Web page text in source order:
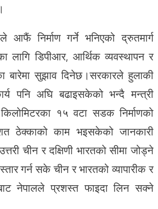
आफैं निर्माण गर्ने भनिएको द्रुतमार्ग
लागि डिपीआर, आर्थिक व्यवस्थापन र
बारेमा सुझाव दिनेछ।सरकारले हुलाकी
पनि अघि बढाइसकेको भन्दै मन्त्री
१५ वटा सडक निर्माणको
ठेक्काको काम भइसकेको जानकारी
चीन र दक्षिणी भारतको सीमा जोड्ने
गर्न सके चीन र भारतको व्यापारीक र
नेपालले प्रशस्त फाइदा लिन सक्ने